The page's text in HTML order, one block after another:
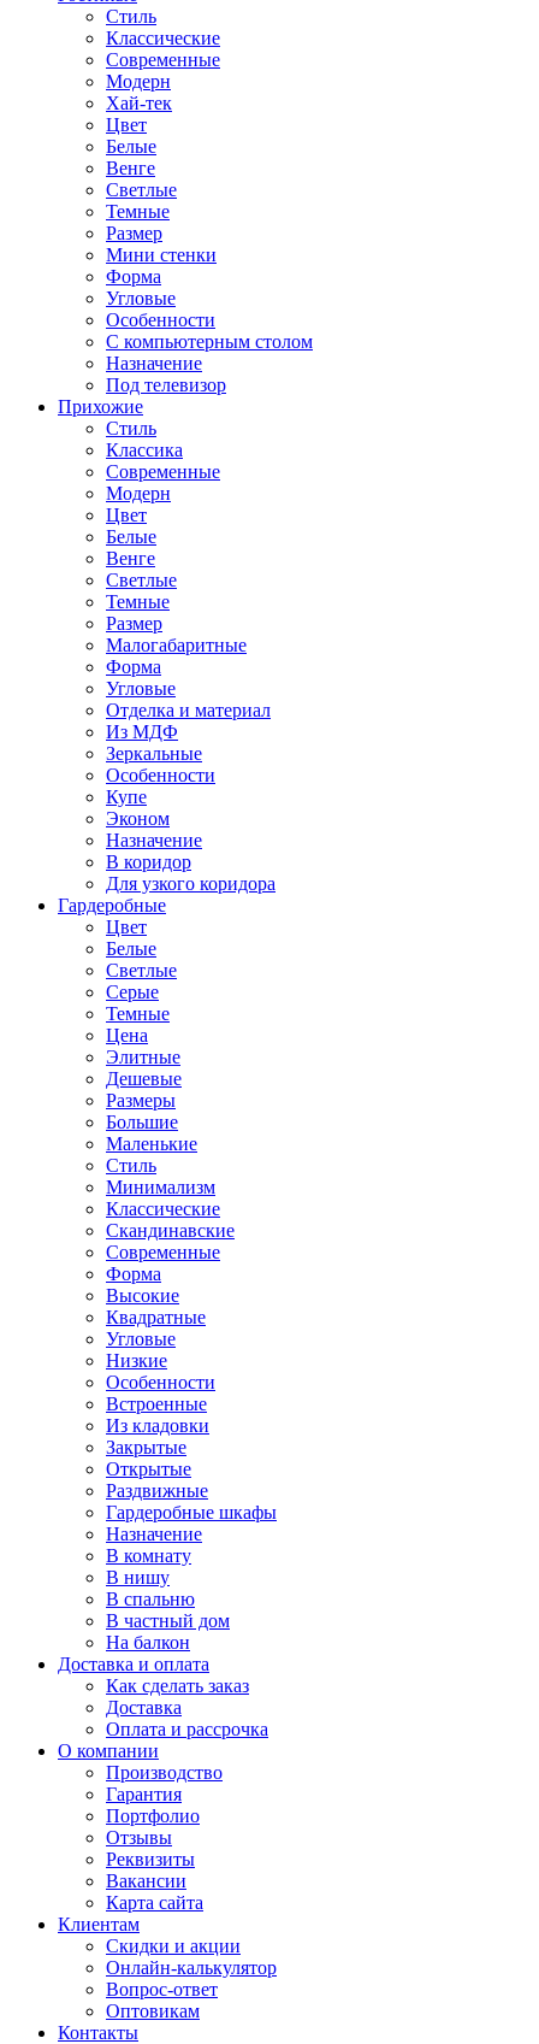
Стиль
Классические
Современные
Модерн
Хай-тек
Цвет
Белые
Венге
Светлые
Темные
Размер
Мини стенки
Форма
Угловые
Особенности
С компьютерным столом
Назначение
Под телевизор
Прихожие
Стиль
Классика
Современные
Модерн
Цвет
Белые
Венге
Светлые
Темные
Размер
Малогабаритные
Форма
Угловые
Отделка и материал
Из МДФ
Зеркальные
Особенности
Купе
Эконом
Назначение
В коридор
Для узкого коридора
Гардеробные
Цвет
Белые
Светлые
Серые
Темные
Цена
Элитные
Дешевые
Размеры
Большие
Маленькие
Стиль
Минимализм
Классические
Скандинавские
Современные
Форма
Высокие
Квадратные
Угловые
Низкие
Особенности
Встроенные
Из кладовки
Закрытые
Открытые
Раздвижные
Гардеробные шкафы
Назначение
В комнату
В нишу
В спальню
В частный дом
На балкон
Доставка и оплата
Как сделать заказ
Доставка
Оплата и рассрочка
О компании
Производство
Гарантия
Портфолио
Отзывы
Реквизиты
Вакансии
Карта сайта
Клиентам
Скидки и акции
Онлайн-калькулятор
Вопрос-ответ
Оптовикам
Контакты